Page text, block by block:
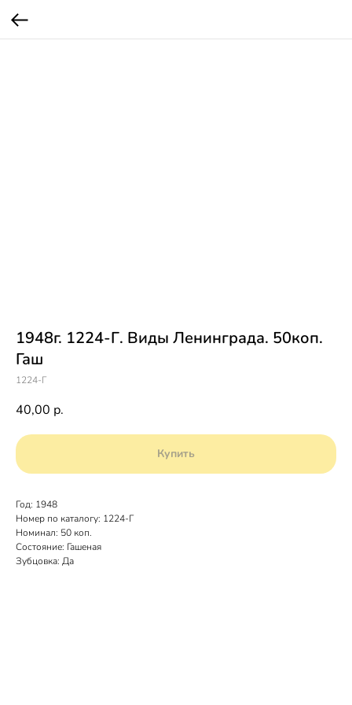
1948г. 1224-Г. Виды Ленинграда. 50коп.
Гаш
1224-Г
40,00 р.
Купить
Год: 1948
Номер по каталогу: 1224-Г
Номинал: 50 коп.
Состояние: Гашеная
Зубцовка: Да